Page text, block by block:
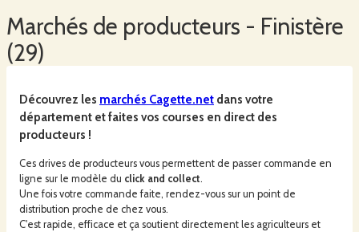
Marchés de producteurs - Finistère
(29)
Découvrez les marchés Cagette.net dans votre
département et faites vos courses en direct des
producteurs !
Ces drives de producteurs vous permettent de passer commande en
ligne sur le modèle du click and collect.
Une fois votre commande faite, rendez-vous sur un point de
distribution proche de chez vous.
C'est rapide, efficace et ça soutient directement les agriculteurs et